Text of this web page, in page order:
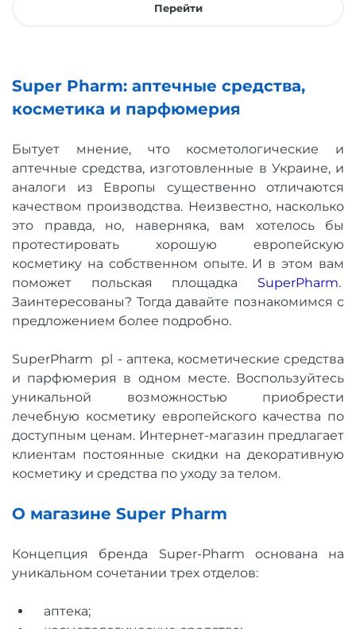
Перейти
Super Pharm: аптечные средства,
косметика и парфюмерия
Бытует мнение, что косметологические и
аптечные средства, изготовленные в Украине, и
аналоги из Европы существенно отличаются
качеством производства. Неизвестно, насколько
это правда, но, наверняка, вам хотелось бы
протестировать хорошую европейскую
косметику на собственном опыте. И в этом вам
поможет польская площадка SuperPharm.
Заинтересованы? Тогда давайте познакомимся с
предложением более подробно.
SuperPharm pl - аптека, косметические средства
и парфюмерия в одном месте. Воспользуйтесь
уникальной возможностью приобрести
лечебную косметику европейского качества по
доступным ценам. Интернет-магазин предлагает
клиентам постоянные скидки на декоративную
косметику и средства по уходу за телом.
О магазине Super Pharm
Концепция бренда Super-Pharm основана на
уникальном сочетании трех отделов:
аптека;